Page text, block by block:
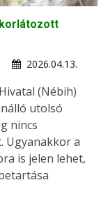
2026.04.13.
(Nébih)
utolsó
nincs
Ugyanakkor a
is jelen lehet,